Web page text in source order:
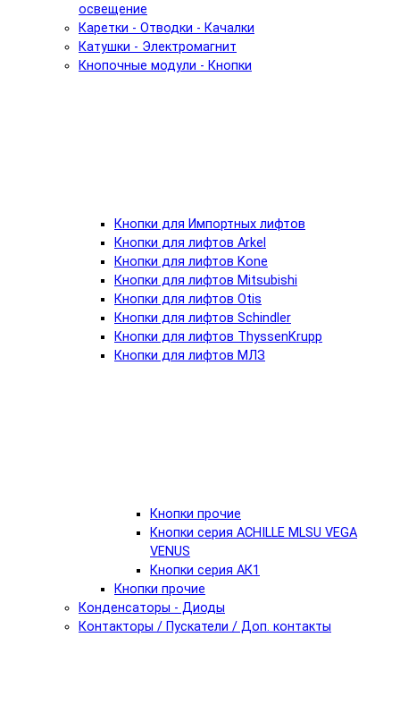
освещение
Каретки - Отводки - Качалки
Катушки - Электромагнит
Кнопочные модули - Кнопки
Кнопки для Импортных лифтов
Кнопки для лифтов Arkel
Кнопки для лифтов Kone
Кнопки для лифтов Mitsubishi
Кнопки для лифтов Otis
Кнопки для лифтов Schindler
Кнопки для лифтов ThyssenKrupp
Кнопки для лифтов МЛЗ
Кнопки прочие
Кнопки серия ACHILLE MLSU VEGA
VENUS
Кнопки серия АК1
Кнопки прочие
Конденсаторы - Диоды
Контакторы / Пускатели / Доп. контакты